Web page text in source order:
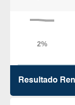
Resultado